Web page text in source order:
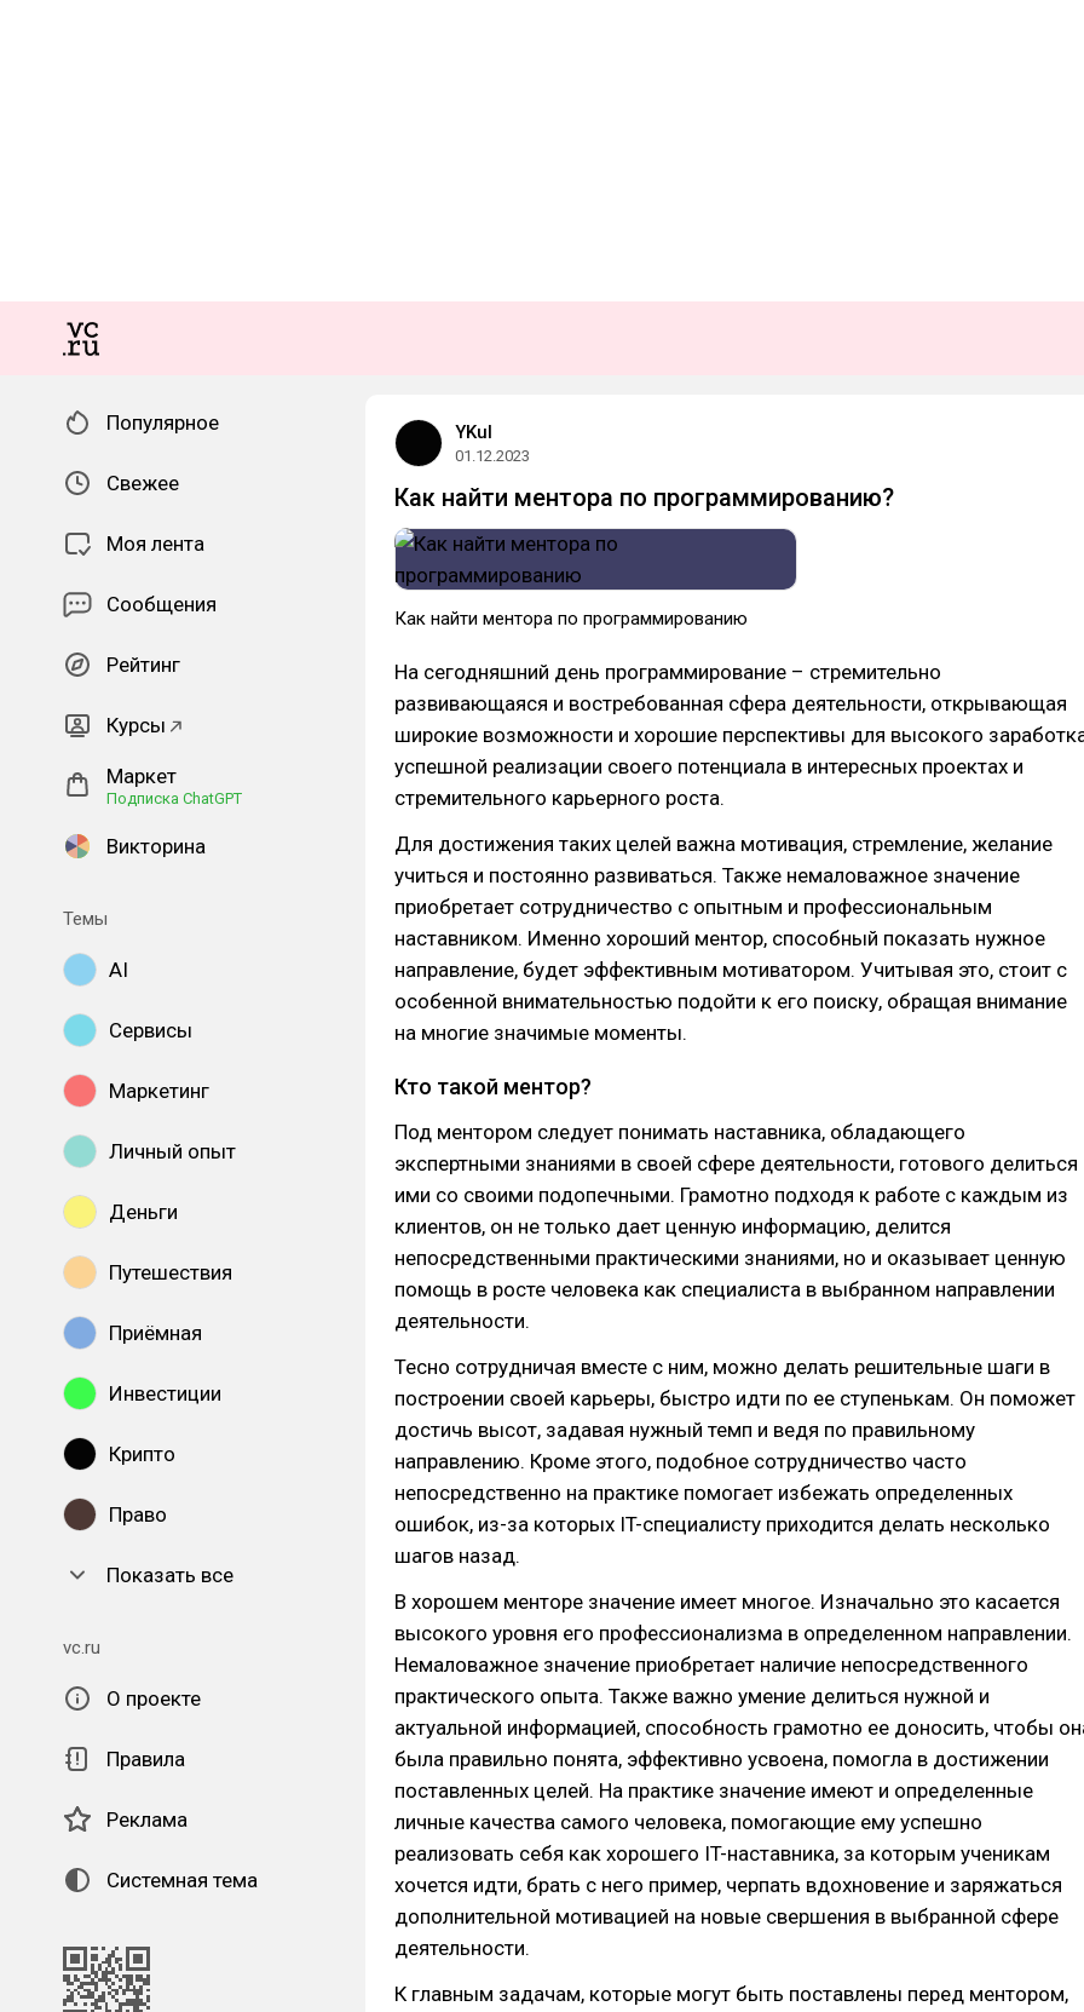
Популярное
Свежее
Моя лента
Сообщения
Рейтинг
Курсы
Маркет
Подписка ChatGPT
Викторина
Темы
AI
Сервисы
Маркетинг
Личный опыт
Деньги
Путешествия
Приёмная
Инвестиции
Крипто
Право
Показать все
vc.ru
О проекте
Правила
Реклама
Системная тема
YKul
01.12.2023
Как найти ментора по программированию?
Как найти ментора по программированию
На сегодняшний день программирование – стремительно
развивающаяся и востребованная сфера деятельности, открывающая
широкие возможности и хорошие перспективы для высокого
успешной реализации своего потенциала в интересных проектах и
стремительного карьерного роста.
Для достижения таких целей важна мотивация, стремление, желание
учиться и постоянно развиваться. Также немаловажное значение
приобретает сотрудничество с опытным и профессиональным
наставником. Именно хороший ментор, способный показать нужное
направление, будет эффективным мотиватором. Учитывая это, стоит с
особенной внимательностью подойти к его поиску, обращая внимание
на многие значимые моменты.
Кто такой ментор?
Под ментором следует понимать наставника, обладающего
экспертными знаниями в своей сфере деятельности, готового делиться
ими со своими подопечными. Грамотно подходя к работе с каждым из
клиентов, он не только дает ценную информацию, делится
непосредственными практическими знаниями, но и оказывает ценную
помощь в росте человека как специалиста в выбранном направлении
деятельности.
Тесно сотрудничая вместе с ним, можно делать решительные шаги в
построении своей карьеры, быстро идти по ее ступенькам. Он поможет
достичь высот, задавая нужный темп и ведя по правильному
направлению. Кроме этого, подобное сотрудничество часто
непосредственно на практике помогает избежать определенных
ошибок, из-за которых IT-специалисту приходится делать несколько
шагов назад.
В хорошем менторе значение имеет многое. Изначально это касается
высокого уровня его профессионализма в определенном направлении.
Немаловажное значение приобретает наличие непосредственного
практического опыта. Также важно умение делиться нужной и
актуальной информацией, способность грамотно ее доносить, чтобы
была правильно понята, эффективно усвоена, помогла в достижении
поставленных целей. На практике значение имеют и определенные
личные качества самого человека, помогающие ему успешно
реализовать себя как хорошего IT-наставника, за которым ученикам
хочется идти, брать с него пример, черпать вдохновение и заряжаться
дополнительной мотивацией на новые свершения в выбранной сфере
деятельности.
К главным задачам, которые могут быть поставлены перед ментором,